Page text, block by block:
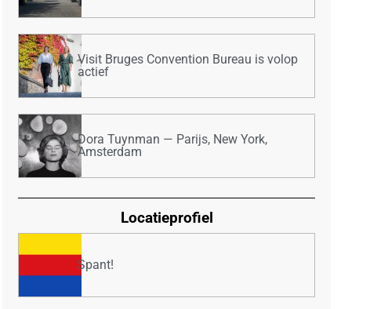
Visit Bruges Convention Bureau is volop
actief
Dora Tuynman — Parijs, New York,
Amsterdam
Locatieprofiel
Spant!